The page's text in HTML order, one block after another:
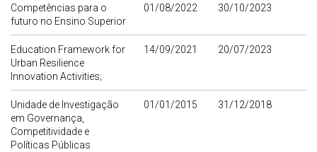
Competências para o
futuro no Ensino Superior
01/08/2022 30/10/2023
Education Framework for
Urban Resilience
Innovation Activities;
14/09/2021 20/07/2023
Unidade de Investigação
em Governança,
Competitividade e
Políticas Públicas
01/01/2015 31/12/2018